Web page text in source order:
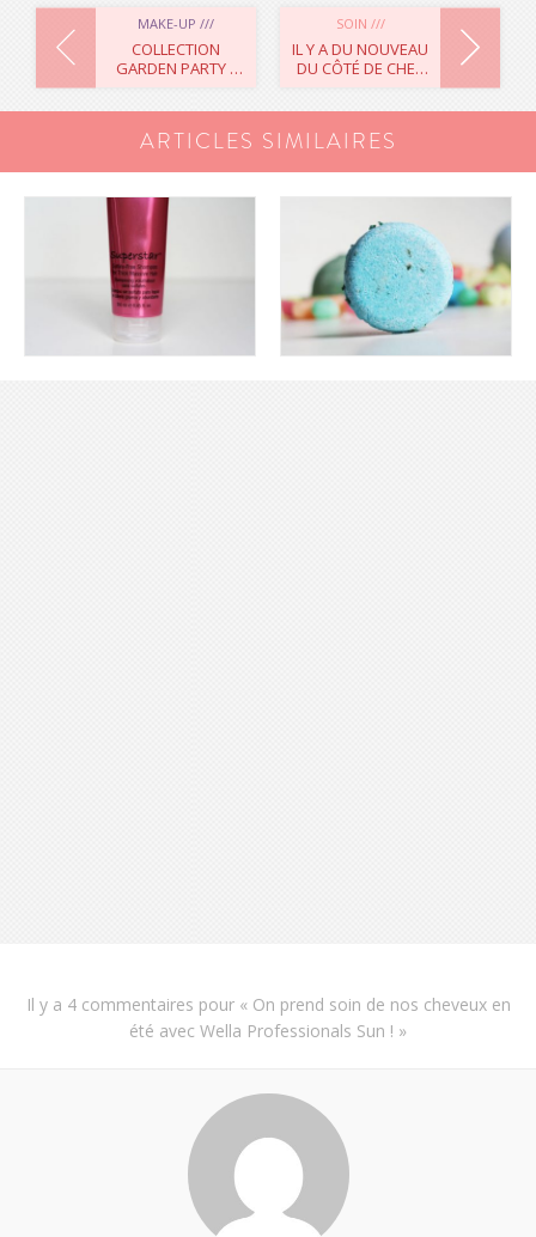
NAVIGATION
DE
L’ARTICLE
SOIN ///
IL Y A DU NOUVEAU
DU CÔTÉ DE CHEZ
MAKE-UP ///
COLLECTION
GARDEN PARTY /
COULEURS SMOKY
DIOR
ARTICLES SIMILAIRES
Il y a 4 commentaires pour « On prend soin de nos cheveux en
été avec Wella Professionals Sun ! »